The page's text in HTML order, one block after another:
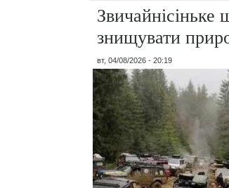
знищувати
вт, 04/08/2026 - 20:19